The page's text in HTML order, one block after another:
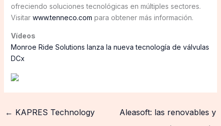
ofreciendo soluciones tecnológicas en múltiples sectores.
Visitar www.tenneco.com para obtener más información.
Vídeos
Monroe Ride Solutions lanza la nueva tecnología de válvulas
DCx
← KAPRES Technology
Aleasoft: las renovables y